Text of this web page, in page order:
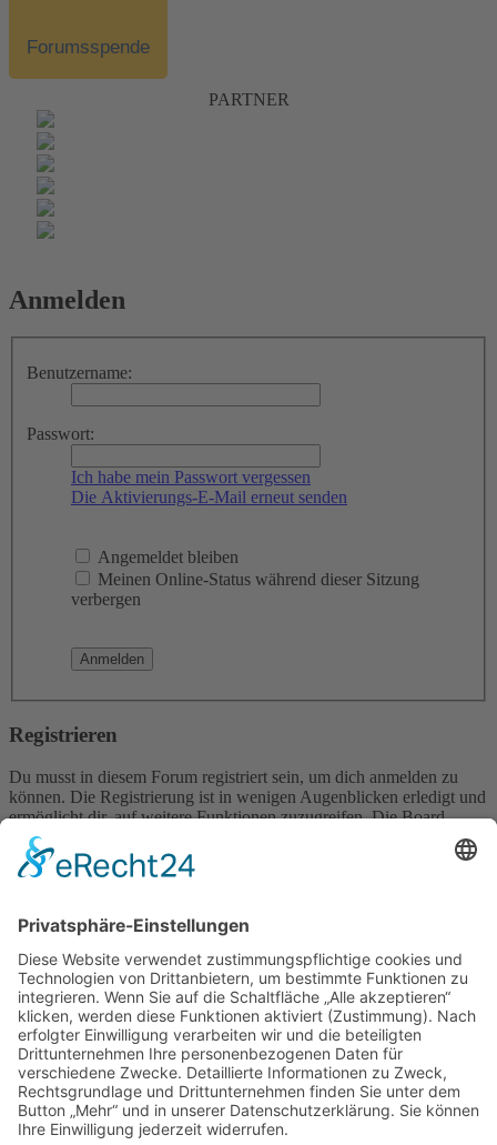
Forumsspende
PARTNER
Anmelden
Benutzername:
Passwort:
Ich habe mein Passwort vergessen
Die Aktivierungs-E-Mail erneut senden
Angemeldet bleiben
Meinen Online-Status während dieser Sitzung
verbergen
Registrieren
Du musst in diesem Forum registriert sein, um dich anmelden zu
können. Die Registrierung ist in wenigen Augenblicken erledigt und
ermöglicht dir, auf weitere Funktionen zuzugreifen. Die Board-
Administration kann registrierten Benutzern auch zusätzliche
Berechtigungen zuweisen. Beachte bitte unsere
Nutzungsbedingungen und die verwandten Regelungen, bevor du
wenn du dich in diesem Board bewegst.
Nutzungsbedingungen|Datenschutzerklärung
Registrieren
Foren-Übersicht
Alle Zeiten sindUTC+02:00
Alle Cookies löschen
Powered byphpBB® Forum Software © phpBB Limited